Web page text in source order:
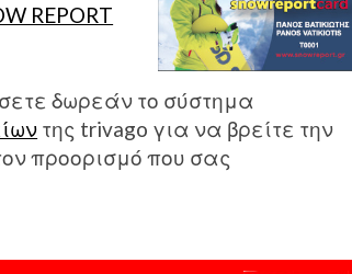
REPORT
δωρεάν το σύστημα
της trivago για να βρείτε την
προορισμό που σας